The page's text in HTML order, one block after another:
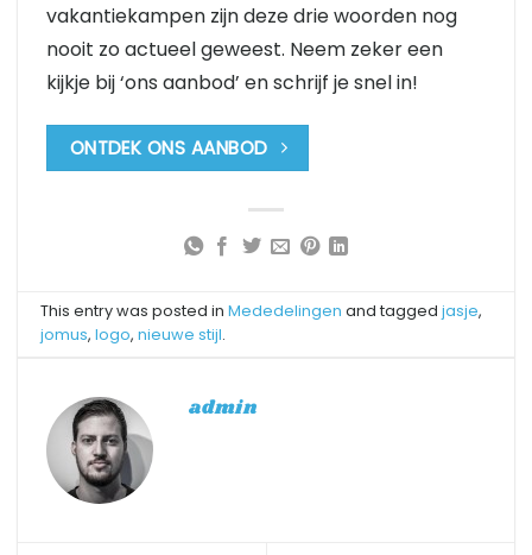
vakantiekampen zijn deze drie woorden nog
nooit zo actueel geweest. Neem zeker een
kijkje bij ‘ons aanbod’ en schrijf je snel in!
ONTDEK ONS AANBOD
This entry was posted inMededelingen and taggedjasje,
jomus,logo,nieuwe stijl.
admin